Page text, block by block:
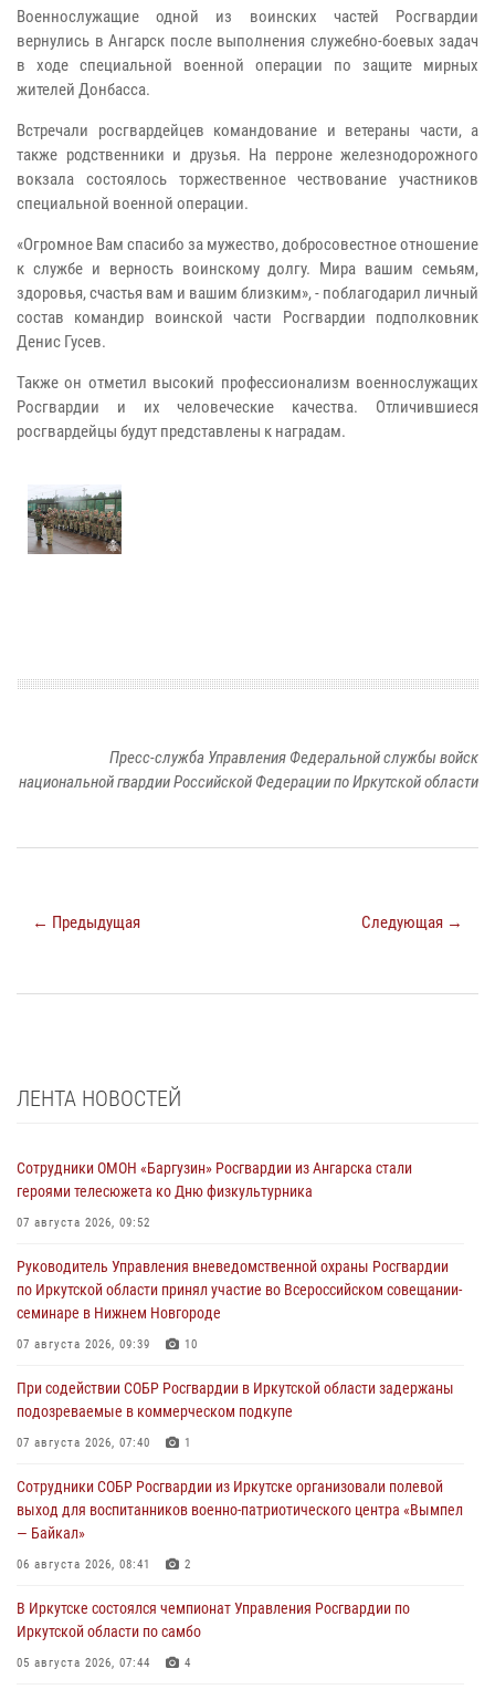
Военнослужащие одной из воинских частей Росгвардии
вернулись в Ангарск после выполнения служебно-боевых задач
в ходе специальной военной операции по защите мирных
жителей Донбасса.
Встречали росгвардейцев командование и ветераны части, а
также родственники и друзья. На перроне железнодорожного
вокзала состоялось торжественное чествование участников
специальной военной операции.
«Огромное Вам спасибо за мужество, добросовестное отношение
к службе и верность воинскому долгу. Мира вашим семьям,
здоровья, счастья вам и вашим близким», - поблагодарил личный
состав командир воинской части Росгвардии подполковник
Денис Гусев.
Также он отметил высокий профессионализм военнослужащих
Росгвардии и их человеческие качества. Отличившиеся
росгвардейцы будут представлены к наградам.
Пресс-служба Управления Федеральной службы войск
национальной гвардии Российской Федерации по Иркутской области
← Предыдущая Следующая →
ЛЕНТА НОВОСТЕЙ
Сотрудники ОМОН «Баргузин» Росгвардии из Ангарска стали
героями телесюжета ко Дню физкультурника
07 августа 2026, 09:52
Руководитель Управления вневедомственной охраны Росгвардии
по Иркутской области принял участие во Всероссийском совещании-
семинаре в Нижнем Новгороде
07 августа 2026, 09:39 10
При содействии СОБР Росгвардии в Иркутской области задержаны
подозреваемые в коммерческом подкупе
07 августа 2026, 07:40 1
Сотрудники СОБР Росгвардии из Иркутске организовали полевой
выход для воспитанников военно-патриотического центра «Вымпел
— Байкал»
06 августа 2026, 08:41 2
В Иркутске состоялся чемпионат Управления Росгвардии по
Иркутской области по самбо
05 августа 2026, 07:44 4